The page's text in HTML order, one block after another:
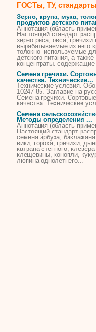
ГОСТы, ТУ, стандарты
Зерно, крупа, мука,
продуктов детского
Аннотация (область
Настоящий стандарт
зерно риса, овса, гречихи
вырабатываемые из него
толокно, используемые
детского питания, а
концентраты, содержащие
Семена гречихи.
качества. Технические...
Технические условия.
10247-85. Заглавие на
Семена гречихи.
качества. Технические
Семена
Методы определения ...
Аннотация (область
Настоящий стандарт
семена арбуза,
вики, гороха, гречихи,
катрана степного, клевера
клещевины, конопли,
люпина однолетнего...